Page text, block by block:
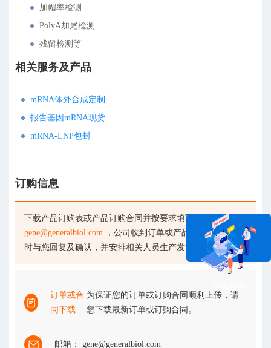
加帽率检测
PolyA加尾检测
残留检测等
相关服务及产品
mRNA体外合成定制
报告基因mRNA现货
mRNA-LNP包封
订购信息
下载产品订购表或产品订购合同并按要求填写后发送至
gene@generalbiol.com ，公司收到订单或产品订购合同会及
时与您回复及确认，并安排相关人员生产发货。
订单或合
同下载
为保证您的订单或订购合同顺利上传，请
您下载最新订单或订购合同。
邮箱： gene@generalbiol.com